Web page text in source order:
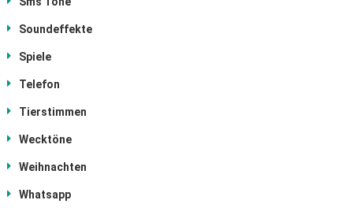
Soundeffekte
Spiele
Telefon
Tierstimmen
Wecktöne
Weihnachten
Whatsapp